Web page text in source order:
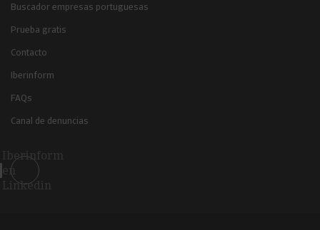
Buscador empresas portuguesas
Prueba gratis
Contacto
Iberinform
FAQs
Canal de denuncias
Iberinform
en
Linkedin